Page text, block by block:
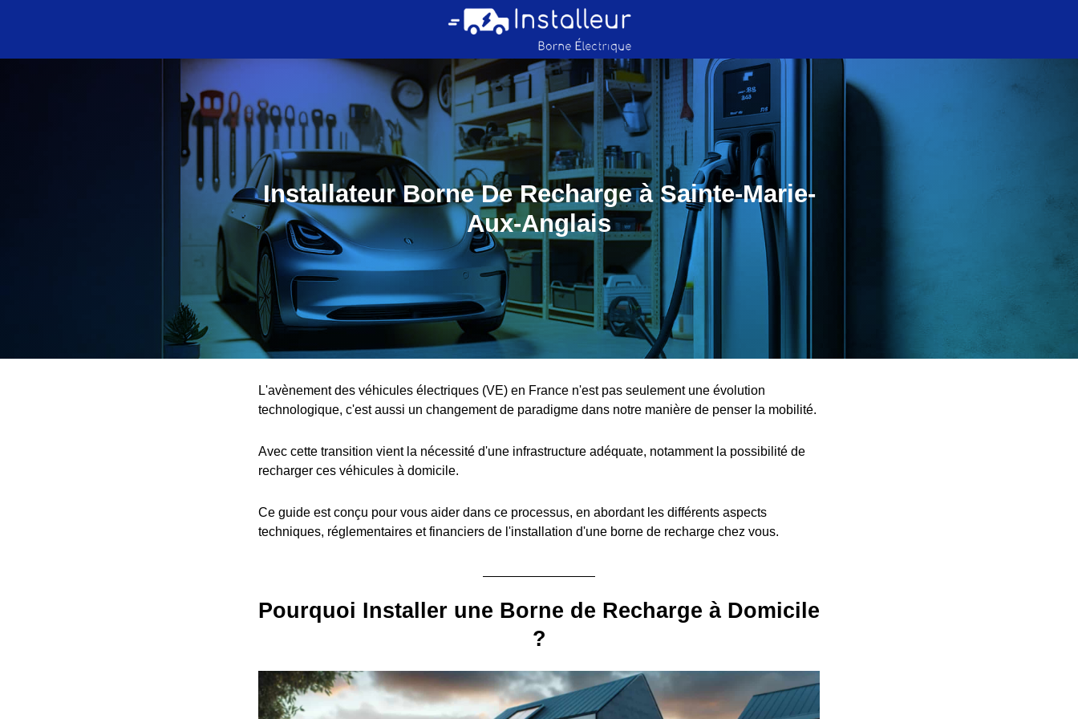
Installateur Borne De Recharge à Sainte-Marie-
Aux-Anglais
L'avènement des véhicules électriques (VE) en France n'est pas seulement une évolution
technologique, c'est aussi un changement de paradigme dans notre manière de penser la mobilité.
Avec cette transition vient la nécessité d'une infrastructure adéquate, notamment la possibilité de
recharger ces véhicules à domicile.
Ce guide est conçu pour vous aider dans ce processus, en abordant les différents aspects
techniques, réglementaires et financiers de l'installation d'une borne de recharge chez vous.
Pourquoi Installer une Borne de Recharge à Domicile
?